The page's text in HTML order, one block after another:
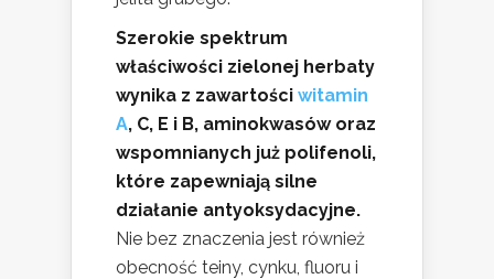
Szerokie spektrum
właściwości zielonej herbaty
wynika z zawartości witamin
A, C, E i B, aminokwasów oraz
wspomnianych już polifenoli,
które zapewniają silne
działanie antyoksydacyjne.
Nie bez znaczenia jest również
obecność teiny, cynku, fluoru i